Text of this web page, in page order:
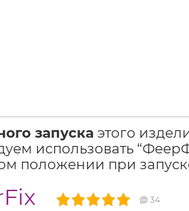
запуска этого
использовать
положении при
34